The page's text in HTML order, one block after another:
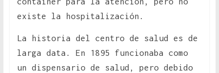
existe la hospitalización.
La historia del centro de salud es de
larga data. En 1895 funcionaba como
un dispensario de salud, pero debido